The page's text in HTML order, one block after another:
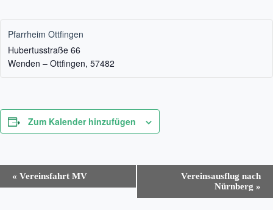
Pfarrheim Ottfingen
Hubertusstraße 66
Wenden – Ottfingen, 57482
Zum Kalender hinzufügen
« Vereinsfahrt MV
Vereinsausflug nach
Nürnberg »